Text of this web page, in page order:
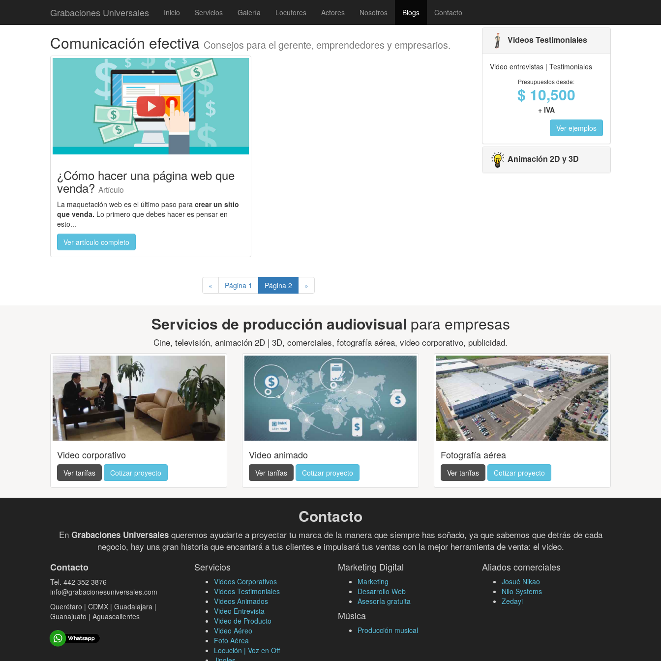
Grabaciones Universales Inicio Servicios Galería Locutores Actores Nosotros Blogs Contacto
Comunicación efectiva Consejos para el gerente, emprendedores y empresarios.
¿Cómo hacer una página web que
venda? Artículo
La maquetación web es el último paso para crear un sitio
que venda. Lo primero que debes hacer es pensar en
esto...
Ver artículo completo
« Página 1 Página 2 »
Videos Testimoniales
Video entrevistas | Testimoniales
Presupuestos desde:
$ 10,500
+ IVA
Ver ejemplos
Animación 2D y 3D
Servicios de producción audiovisual para empresas
Cine, televisión, animación 2D | 3D, comerciales, fotografía aérea, video corporativo, publicidad.
Video corporativo
Ver tarífas Cotizar proyecto
Video animado
Ver tarífas Cotizar proyecto
Fotografía aérea
Ver tarífas Cotizar proyecto
Contacto
En Grabaciones Universalesqueremos ayudarte a proyectar tu marca de la manera que siempre has soñado, ya que sabemos que detrás de cada
negocio, hay una gran historia que encantará a tus clientes e impulsará tus ventas con la mejor herramienta de venta: el video.
Contacto
Tel. 442 352 3876
info@grabacionesuniversales.com
Querétaro | CDMX | Guadalajara |
Guanajuato | Aguascalientes
Servicios
Videos Corporativos
Videos Testimoniales
Videos Animados
Video Entrevista
Video de Producto
Video Aéreo
Foto Aérea
Locución | Voz en Off
Marketing Digital
Marketing
Desarrollo Web
Asesoría gratuita
Música
Producción musical
Aliados comerciales
Josué Nikao
Nilo Systems
Zedayi